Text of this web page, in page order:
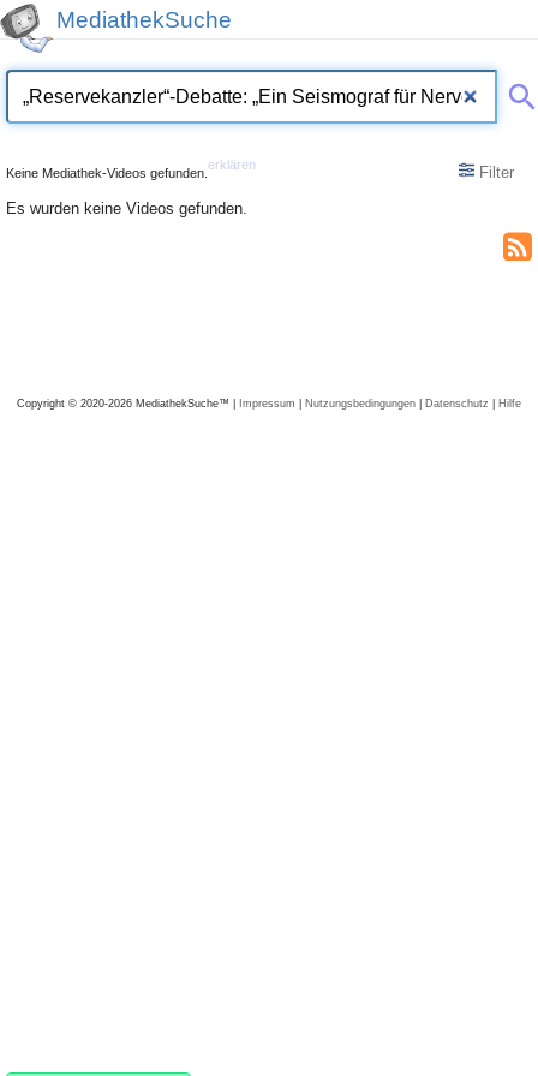
MediathekSuche
Keine Mediathek-Videos gefunden.
erklären
Filter
Es wurden keine Videos gefunden.
Copyright © 2020-2026 MediathekSuche™ | Impressum | Nutzungsbedingungen | Datenschutz | Hilfe